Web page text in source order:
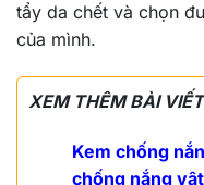
tẩy da chết và chọn
của mình.
XEM THÊM BÀI
Kem chống
chống nắng